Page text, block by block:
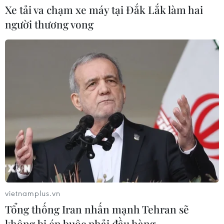
Thương mại Việt Nam-Australia
hướng tới những động lực tăng
Hà Nội kiên quyết xử lý vi phạm tại
08/08/2026 03:29
Nghệ An: OCOP đã có thương hiệu,
vì sao nông sản vẫn lo đầu ra?
08/08/2026 03:28
Xe tải va chạm xe máy tại Đắk Lắk làm hai
người thương vong
vietnamplus.vn
Tổng thống Iran nhấn mạnh Tehran sẽ